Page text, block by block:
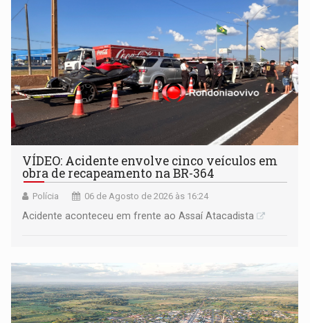
VÍDEO: Acidente envolve cinco veículos em
obra de recapeamento na BR-364
Polícia 06 de Agosto de 2026 às 16:24
Acidente aconteceu em frente ao Assaí Atacadista